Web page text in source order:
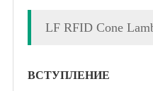
LF RFID Cone
ВСТУПЛЕНИЕ